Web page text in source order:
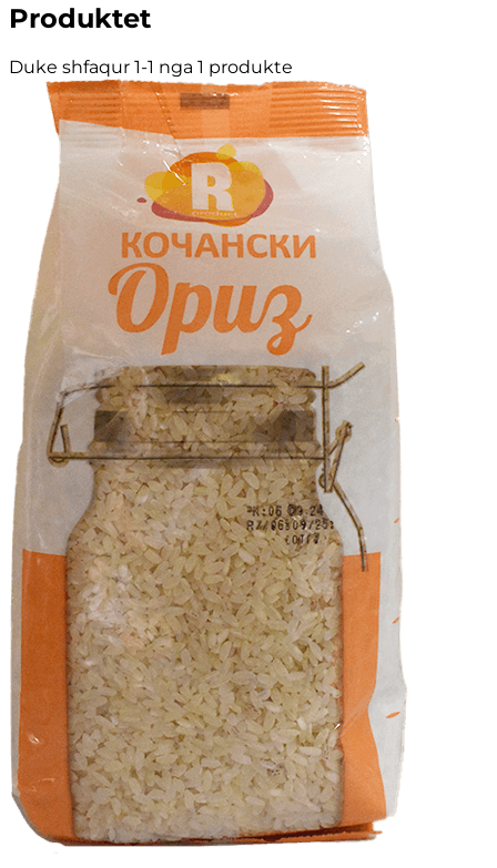
Produktet
Duke shfaqur 1-1 nga 1 produkte